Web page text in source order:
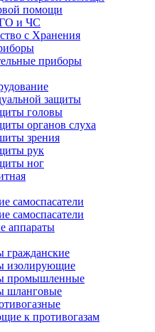
помощи
и ЧС
с Хранения
приборы
защиты
головы
органов слуха
зрения
рук
ног
самоспасатели
самоспасатели
аппараты
гражданские
изолирующие
промышленные
шланговые
к противогазам